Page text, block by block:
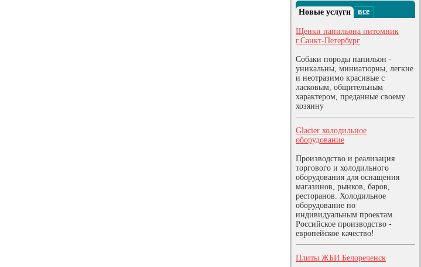
Новые услуги все
Щенки папильона питомник
г.Санкт-Петербург
Собаки породы папильон -
уникальны, миниатюрны, легкие
и неотразимо красивые с
ласковым, общительным
характером, преданные своему
хозяину
Glacier холодильное
оборудование
Производство и реализация
торгового и холодильного
оборудования для оснащения
магазинов, рынков, баров,
ресторанов. Холодильное
оборудование по
индивидуальным проектам.
Российское производство -
европейское качество!
Плиты ЖБИ Белореченск